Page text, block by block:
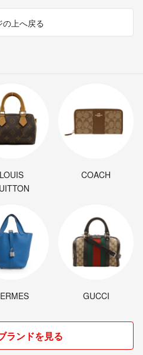
の上へ戻る
LOUIS
COACH
GUCCI
ランドを見る